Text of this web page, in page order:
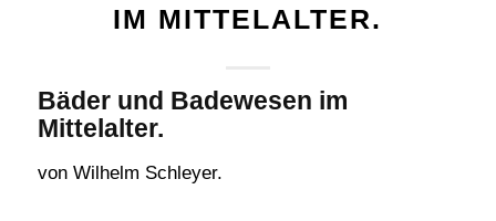
IM MITTELALTER.
Bäder und Badewesen im
Mittelalter.
von Wilhelm Schleyer.